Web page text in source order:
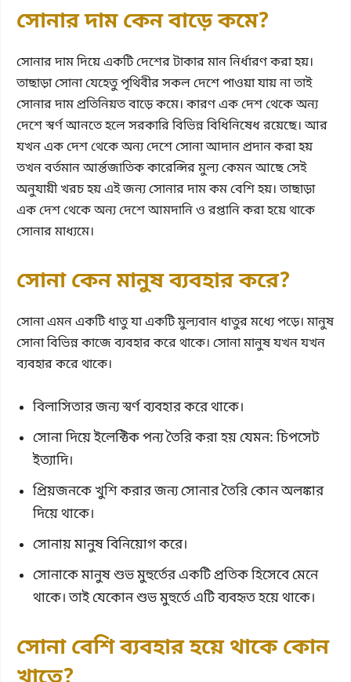
সোনার দাম কেন বাড়ে কমে?
সোনার দাম দিয়ে একটি দেশের টাকার মান নির্ধারণ করা হয়।
তাছাড়া সোনা যেহেতু পৃথিবীর সকল দেশে পাওয়া যায় না তাই
সোনার দাম প্রতিনিয়ত বাড়ে কমে। কারণ এক দেশ থেকে অন্য
দেশে স্বর্ণ আনতে হলে সরকারি বিভিন্ন বিধিনিষেধ রয়েছে। আর
যখন এক দেশ থেকে অন্য দেশে সোনা আদান প্রদান করা হয়
তখন বর্তমান আর্ন্তজাতিক কারেন্সির মুল্য কেমন আছে সেই
অনুযায়ী খরচ হয় এই জন্য সোনার দাম কম বেশি হয়। তাছাড়া
এক দেশ থেকে অন্য দেশে আমদানি ও রপ্তানি করা হয়ে থাকে
সোনার মাধ্যমে।
সোনা কেন মানুষ ব্যবহার করে?
সোনা এমন একটি ধাতু যা একটি মুল্যবান ধাতুর মধ্যে পড়ে। মানুষ
সোনা বিভিন্ন কাজে ব্যবহার করে থাকে। সোনা মানুষ যখন যখন
ব্যবহার করে থাকে।
বিলাসিতার জন্য স্বর্ণ ব্যবহার করে থাকে।
সোনা দিয়ে ইলেক্টিক পন্য তৈরি করা হয় যেমন: চিপসেট
ইত্যাদি।
প্রিয়জনকে খুশি করার জন্য সোনার তৈরি কোন অলঙ্কার
দিয়ে থাকে।
সোনায় মানুষ বিনিয়োগ করে।
সোনাকে মানুষ শুভ মুহুর্তের একটি প্রতিক হিসেবে মেনে
থাকে। তাই যেকোন শুভ মুহুর্তে এটি ব্যবহৃত হয়ে থাকে।
সোনা বেশি ব্যবহার হয়ে থাকে কোন